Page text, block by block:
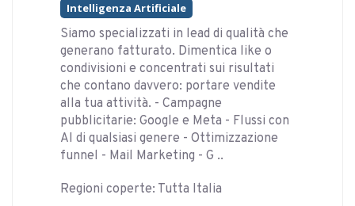
Intelligenza Artificiale
Siamo specializzati in lead di qualità che
generano fatturato. Dimentica like o
condivisioni e concentrati sui risultati
che contano davvero: portare vendite
alla tua attività. - Campagne
pubblicitarie: Google e Meta - Flussi con
AI di qualsiasi genere - Ottimizzazione
funnel - Mail Marketing - G ..
Regioni coperte: Tutta Italia